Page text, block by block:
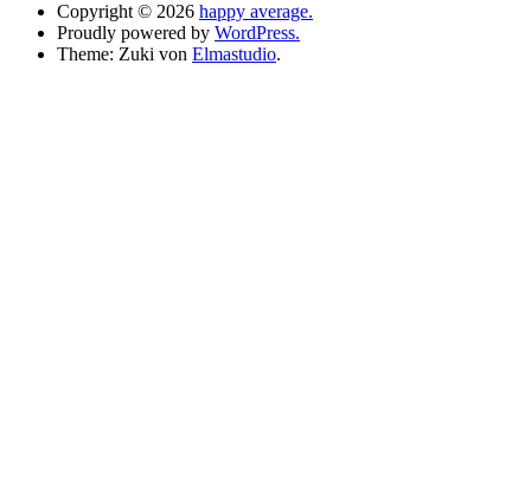
Copyright © 2026 happy average.
Proudly powered by WordPress.
Theme: Zuki von Elmastudio.